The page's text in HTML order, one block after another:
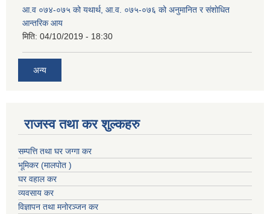
आ.व ०७४-०७५ को यथार्थ, आ.व. ०७५-०७६ को अनुमानित र संशोधित
आन्तरिक आय
मिति: 04/10/2019 - 18:30
अन्य
राजस्व तथा कर शुल्कहरु
सम्पत्ति तथा घर जग्गा कर
भूमिकर (मालपोत )
घर वहाल कर
व्यवसाय कर
विज्ञापन तथा मनोरञ्जन कर